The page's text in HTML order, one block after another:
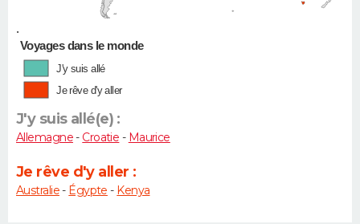
•
Voyages dans le monde
J'y suis allé
Je rêve d'y aller
J'y suis allé(e) :
Allemagne- Croatie - Maurice
Je rêve d'y aller :
Australie- Égypte - Kenya